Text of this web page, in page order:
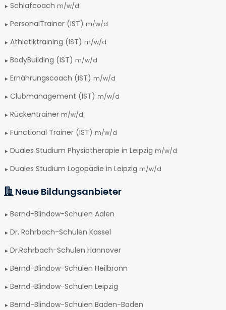
Schlafcoach m/w/d
PersonalTrainer (IST) m/w/d
Athletiktraining (IST) m/w/d
BodyBuilding (IST) m/w/d
Ernährungscoach (IST) m/w/d
Clubmanagement (IST) m/w/d
Rückentrainer m/w/d
Functional Trainer (IST) m/w/d
Duales Studium Physiotherapie in Leipzig m/w/d
Duales Studium Logopädie in Leipzig m/w/d
Neue Bildungsanbieter
Bernd-Blindow-Schulen Aalen
Dr. Rohrbach-Schulen Kassel
Dr.Rohrbach-Schulen Hannover
Bernd-Blindow-Schulen Heilbronn
Bernd-Blindow-Schulen Leipzig
Bernd-Blindow-Schulen Baden-Baden